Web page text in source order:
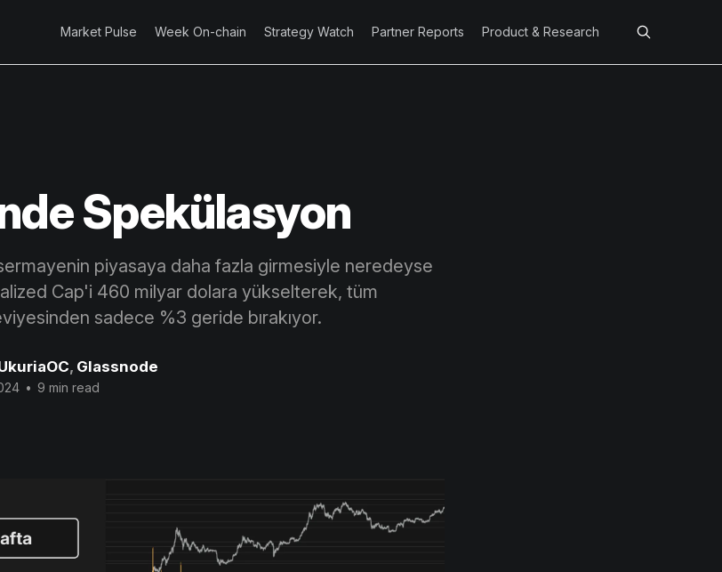
Market Pulse Week On-chain Strategy Watch Partner Reports Product & Research
Spekülasyon
piyasaya daha fazla girmesiyle neredeyse
Cap'i 460 milyar dolara yükselterek, tüm
sadece %3 geride bırakıyor.
, Glassnode
• 9 min read